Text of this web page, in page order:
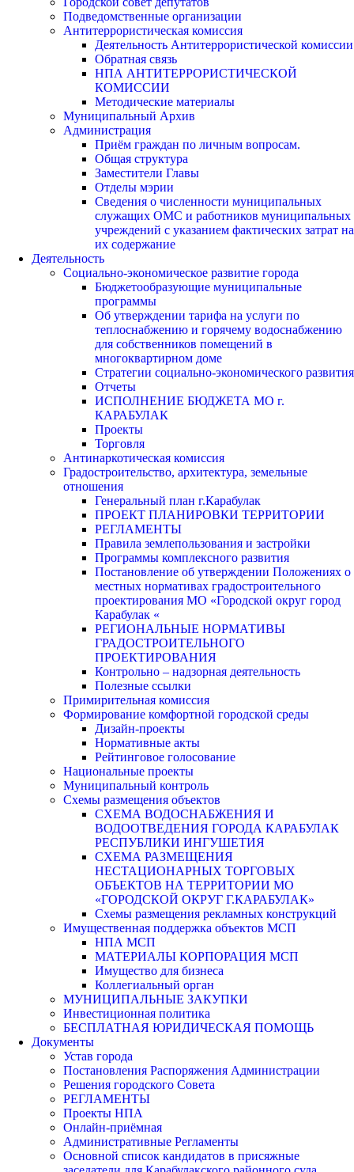
Подведомственные организации
Антитеррористическая комиссия
Деятельность Антитеррористической комиссии
Обратная связь
НПА АНТИТЕРРОРИСТИЧЕСКОЙ
КОМИССИИ
Методические материалы
Муниципальный Архив
Администрация
Приём граждан по личным вопросам.
Общая структура
Заместители Главы
Отделы мэрии
Сведения о численности муниципальных
служащих ОМС и работников муниципальных
учреждений с указанием фактических затрат на
их содержание
Деятельность
Социально-экономическое развитие города
Бюджетообразующие муниципальные
программы
Об утверждении тарифа на услуги по
теплоснабжению и горячему водоснабжению
для собственников помещений в
многоквартирном доме
Стратегии социально-экономического развития
Отчеты
ИСПОЛНЕНИЕ БЮДЖЕТА МО г.
КАРАБУЛАК
Проекты
Торговля
Антинаркотическая комиссия
Градостроительство, архитектура, земельные
отношения
Генеральный план г.Карабулак
ПРОЕКТ ПЛАНИРОВКИ ТЕРРИТОРИИ
РЕГЛАМЕНТЫ
Правила землепользования и застройки
Программы комплексного развития
Постановление об утверждении Положениях о
местных нормативах градостроительного
проектирования МО «Городской округ город
Карабулак «
РЕГИОНАЛЬНЫЕ НОРМАТИВЫ
ГРАДОСТРОИТЕЛЬНОГО
ПРОЕКТИРОВАНИЯ
Контрольно – надзорная деятельность
Полезные ссылки
Примирительная комиссия
Формирование комфортной городской среды
Дизайн-проекты
Нормативные акты
Рейтинговое голосование
Национальные проекты
Муниципальный контроль
Схемы размещения объектов
СХЕМА ВОДОСНАБЖЕНИЯ И
ВОДООТВЕДЕНИЯ ГОРОДА КАРАБУЛАК
РЕСПУБЛИКИ ИНГУШЕТИЯ
СХЕМА РАЗМЕЩЕНИЯ
НЕСТАЦИОНАРНЫХ ТОРГОВЫХ
ОБЪЕКТОВ НА ТЕРРИТОРИИ МО
«ГОРОДСКОЙ ОКРУГ Г.КАРАБУЛАК»
Схемы размещения рекламных конструкций
Имущественная поддержка объектов МСП
НПА МСП
МАТЕРИАЛЫ КОРПОРАЦИЯ МСП
Имущество для бизнеса
Коллегиальный орган
МУНИЦИПАЛЬНЫЕ ЗАКУПКИ
Инвестиционная политика
БЕСПЛАТНАЯ ЮРИДИЧЕСКАЯ ПОМОЩЬ
Документы
Устав города
Постановления Распоряжения Администрации
Решения городского Совета
РЕГЛАМЕНТЫ
Проекты НПА
Онлайн-приёмная
Административные Регламенты
Основной список кандидатов в присяжные